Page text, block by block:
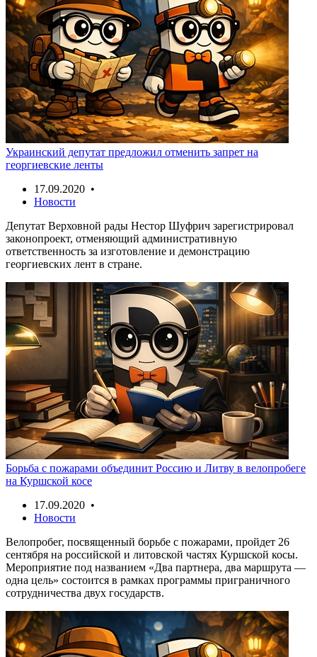
Украинский депутат предложил отменить запрет на
георгиевские ленты
17.09.2020 •
Новости
Депутат Верховной рады Нестор Шуфрич зарегистрировал
законопроект, отменяющий административную
ответственность за изготовление и демонстрацию
георгиевских лент в стране.
Борьба с пожарами объединит Россию и Литву в велопробеге
на Куршской косе
17.09.2020 •
Новости
Велопробег, посвященный борьбе с пожарами, пройдет 26
сентября на российской и литовской частях Куршской косы.
Мероприятие под названием «Два партнера, два маршрута —
одна цель» состоится в рамках программы приграничного
сотрудничества двух государств.